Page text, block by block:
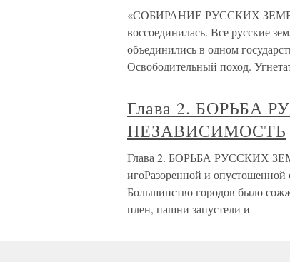
«СОБИРАНИЕ РУССКИХ
воссоединилась. Все русские
объединились в одном
Освободительный поход.
Глава 2. БОРЬБА
НЕЗАВИСИМОСТЬ
Глава 2. БОРЬБА РУССКИХ
игоРазоренной и опустошенной
Большинство городов было
плен, пашни запустели и